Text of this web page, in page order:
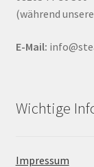
(während
E-Mail:
Wichtige
Impressum